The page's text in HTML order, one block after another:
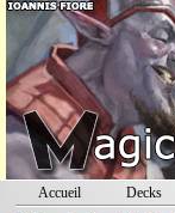
Accueil Decks